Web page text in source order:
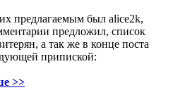
предлагаемым был alice2k,
предложил, список
а так же в конце поста
припиской:
>>